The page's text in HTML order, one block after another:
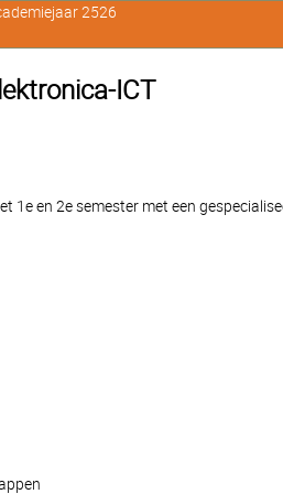
ICT
en 2e semester met een
2526